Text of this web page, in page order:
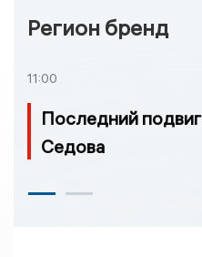
Регион бренд
11:00
Последний
Седова